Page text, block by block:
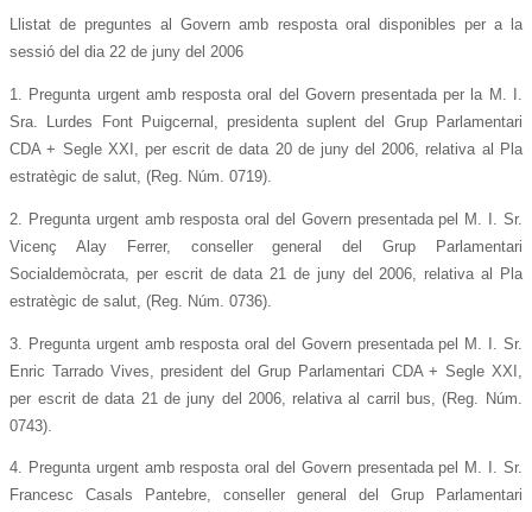
Llistat de preguntes al Govern amb resposta oral disponibles per a la
sessió del dia 22 de juny del 2006
1. Pregunta urgent amb resposta oral del Govern presentada per la M. I.
Sra. Lurdes Font Puigcernal, presidenta suplent del Grup Parlamentari
CDA + Segle XXI, per escrit de data 20 de juny del 2006, relativa al Pla
estratègic de salut, (Reg. Núm. 0719).
2. Pregunta urgent amb resposta oral del Govern presentada pel M. I. Sr.
Vicenç Alay Ferrer, conseller general del Grup Parlamentari
Socialdemòcrata, per escrit de data 21 de juny del 2006, relativa al Pla
estratègic de salut, (Reg. Núm. 0736).
3. Pregunta urgent amb resposta oral del Govern presentada pel M. I. Sr.
Enric Tarrado Vives, president del Grup Parlamentari CDA + Segle XXI,
per escrit de data 21 de juny del 2006, relativa al carril bus, (Reg. Núm.
0743).
4. Pregunta urgent amb resposta oral del Govern presentada pel M. I. Sr.
Francesc Casals Pantebre, conseller general del Grup Parlamentari